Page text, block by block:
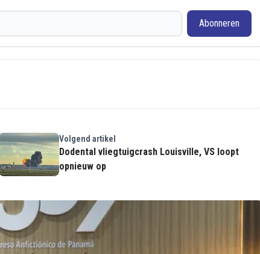
Abonneren
Volgend artikel
Dodental vliegtuigcrash Louisville, VS loopt
opnieuw op